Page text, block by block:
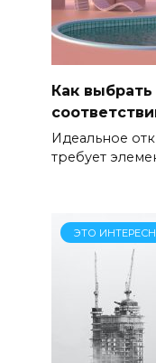
Как
Идеальное
требует
ЭТО